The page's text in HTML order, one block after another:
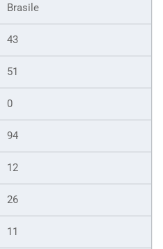
Brasile
43
51
0
94
12
26
11